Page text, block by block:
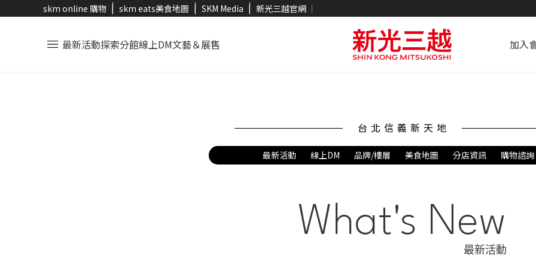
skm online 購物 skm eats美食地圖 SKM Media 新光三越官網
最新活動探索分館線上DM文藝＆展售 加入
台北信義新天地
最新活動 線上DM 品牌/樓層 美食地圖 分店資訊 購物諮詢
What's New
最新活動